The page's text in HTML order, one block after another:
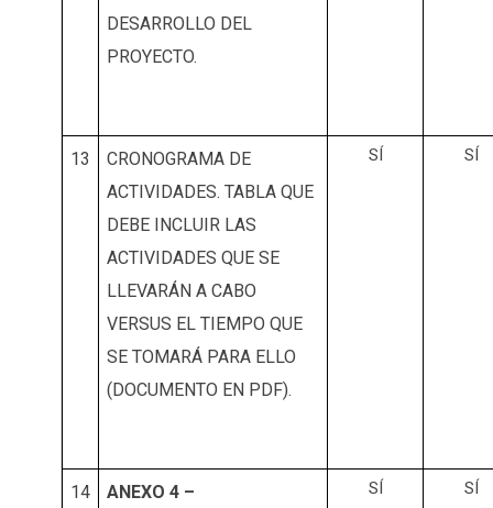
DESARROLLO DEL
PROYECTO.
13
CRONOGRAMA DE
ACTIVIDADES. TABLA QUE
DEBE INCLUIR LAS
ACTIVIDADES QUE SE
LLEVARÁN A CABO
VERSUS EL TIEMPO QUE
SE TOMARÁ PARA ELLO
(DOCUMENTO EN PDF).
SÍ SÍ
14
ANEXO 4 –
SÍ SÍ